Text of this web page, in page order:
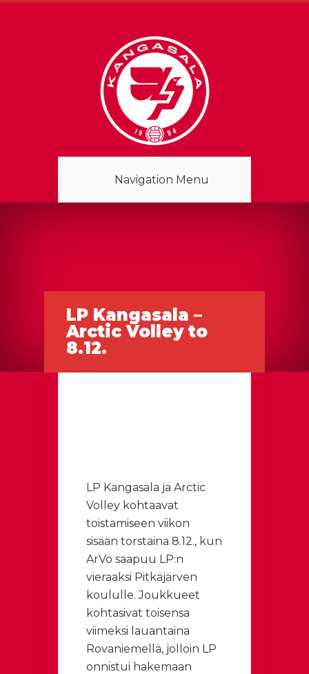
Navigation Menu
LP Kangasala –
Arctic Volley to
8.12.
LP Kangasala ja Arctic
Volley kohtaavat
toistamiseen viikon
sisään torstaina 8.12., kun
ArVo saapuu LP:n
vieraaksi Pitkäjärven
koululle. Joukkueet
kohtasivat toisensa
viimeksi lauantaina
Rovaniemellä, jolloin LP
onnistui hakemaan